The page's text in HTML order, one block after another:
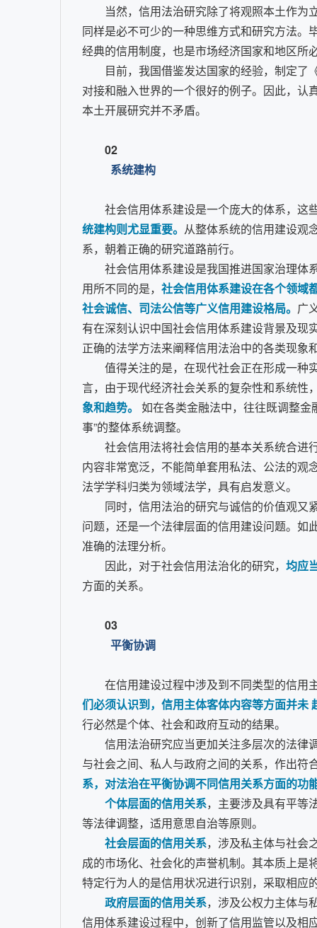
当然，信用法治研究除了将观照本土作为
同样是必不可少的一种思维方式和研究方法
经典的信用制度，也是市场经济国家和地区所
目前，我国借鉴发达国家的经验，制定
对接和融入世界的一个很好的例子。因此，
本土开展研究并不矛盾。
02
系统建构
社会信用体系建设是一个庞大的体系，这
统建构则尤显重要。 从整体系统的信用建设观
系，朝着正确的研究道路前行。
社会信用体系建设是我国推进国家治理体
用所不同的是， 社会信用体系建设在各个领域
社会诚信、司法公信等广义信用建设格局。 广
有在深刻认识中国社会信用体系建设背景及现
正确的法学方法来阐释信用法治中的各类现象
值得关注的是，在现代社会正在形成一种
言，由于现代经济社会关系的复杂性和系统
象和趋势。 如在各类金融法中，往往既调整
事”的整体系统调整。
社会信用法将社会信用的基本关系统合进
内容非常宽泛，不能简单套用私法、公法的
法学学科归类为领域法学，具有启发意义。
同时，信用法治的研究与诚信的价值观又
问题，还是一个法律层面的信用建设问题。
准确的法理分析。
因此，对于社会信用法治化的研究， 均应
方面的关系。
03
平衡协调
在信用建设过程中涉及到不同类型的信用
们必须认识到，信用主体客体内容等方面并未
行必然是个体、社会和政府互动的结果。
信用法治研究应当更加关注多层次的法律
与社会之间、私人与政府之间的关系，作出符
系，对法治在平衡协调不同信用关系方面的功
个体层面的信用关系，主要涉及具有平等
等法律调整，适用意思自治等原则。
社会层面的信用关系，涉及私主体与社会
成的市场化、社会化的声誉机制。其本质上
特定行为人的是信用状况进行识别，采取相应
政府层面的信用关系，涉及公权力主体与
信用体系建设过程中，创新了信用监管以及相